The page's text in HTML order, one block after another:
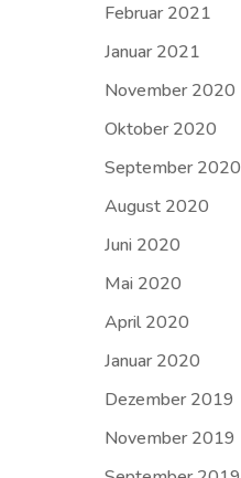
Februar 2021
Januar 2021
November 2020
Oktober 2020
September 2020
August 2020
Juni 2020
Mai 2020
April 2020
Januar 2020
Dezember 2019
November 2019